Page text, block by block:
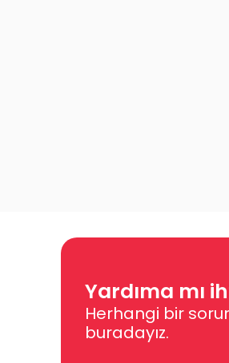
Yardıma mı
Herhangi bir
buradayız.